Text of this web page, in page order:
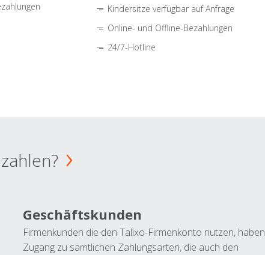
Kindersitze verfügbar auf Anfrage
Online- und Offline-Bezahlungen
24/7-Hotline
Geschäftskunden
Firmenkunden die den Talixo-Firmenkonto nutzen, haben
Zugang zu sämtlichen Zahlungsarten, die auch den